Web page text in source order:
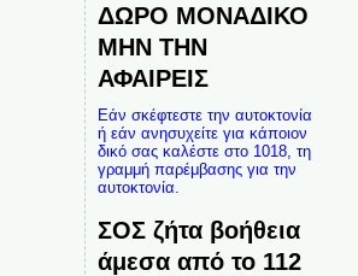
ΔΩΡΟ ΜΟΝΑΔΙΚΟ
ΜΗΝ ΤΗΝ
ΑΦΑΙΡΕΙΣ
Εάν σκέφτεστε την αυτοκτονία
ή εάν ανησυχείτε για κάποιον
δικό σας καλέστε στο 1018, τη
γραμμή παρέμβασης για την
αυτοκτονία.
ΣΟΣ ζήτα βοήθεια
άμεσα από το 112